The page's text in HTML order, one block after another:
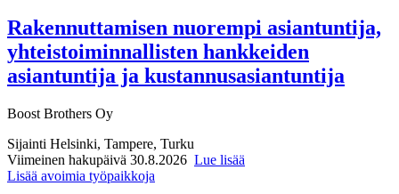
Rakennuttamisen nuorempi asiantuntija,
yhteistoiminnallisten hankkeiden
asiantuntija ja kustannusasiantuntija
Boost Brothers Oy
Sijainti Helsinki, Tampere, Turku
Viimeinen hakupäivä 30.8.2026 Lue lisää
Lisää avoimia työpaikkoja